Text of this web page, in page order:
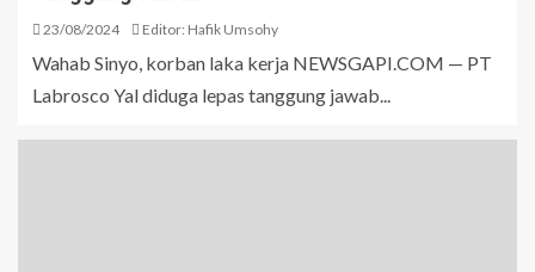
23/08/2024 Editor: Hafik Umsohy
Wahab Sinyo, korban laka kerja NEWSGAPI.COM — PT
Labrosco Yal diduga lepas tanggung jawab...